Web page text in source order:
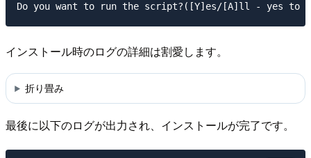
インストール時のログの詳細は割愛します。
折り畳み
最後に以下のログが出力され、インストールが完了です。